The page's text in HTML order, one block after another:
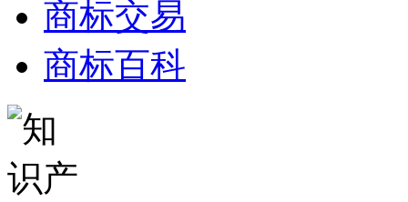
商标交易
商标百科